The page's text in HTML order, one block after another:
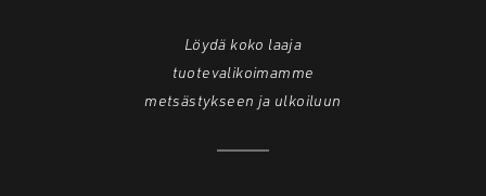
Löydä koko laaja
tuotevalikoimamme
metsästykseen ja ulkoiluun